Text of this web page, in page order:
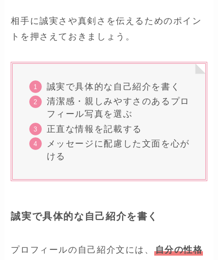
相手に誠実さや真剣さを伝えるためのポイン
トを押さえておきましょう。
誠実で具体的な自己紹介を書く
清潔感・親しみやすさのあるプロ
フィール写真を選ぶ
正直な情報を記載する
メッセージに配慮した文面を心が
ける
誠実で具体的な自己紹介を書く
プロフィールの自己紹介文には、 自分の性格